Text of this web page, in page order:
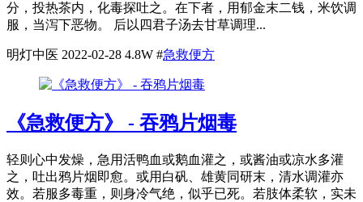
分，投热茶内，化毒探吐之。在下者，用郁金末二钱，米饮调
服，当泻下恶物。 后以四君子汤去甘草调理...
明灯中医 2022-02-28 4.8W #急救便方
《急救便方》 - 吞鸦片烟毒
轻则心中发燥，急用活鸭血或鹅血灌之，或酱油或凉水多灌
之，吐出鸦片烟即愈。或用白矾、雄黄同研末，清水调灌亦
效。若服多毒重，则身冷气绝，似乎已死。若肢体柔软，实未